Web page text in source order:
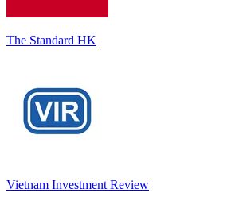
The Standard HK
Vietnam Investment Review